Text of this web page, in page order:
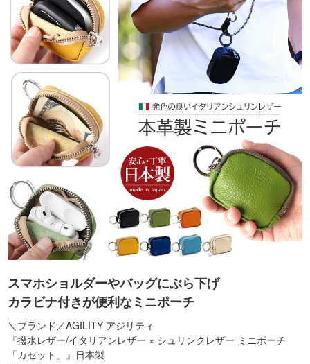
スマホショルダーやバッグにぶら下げ
カラビナ付きが便利なミニポーチ
＼ブランド／AGILITY アジリティ
『撥水レザー/イタリアンレザー × シュリンクレザー ミニポーチ
「カセット」』日本製